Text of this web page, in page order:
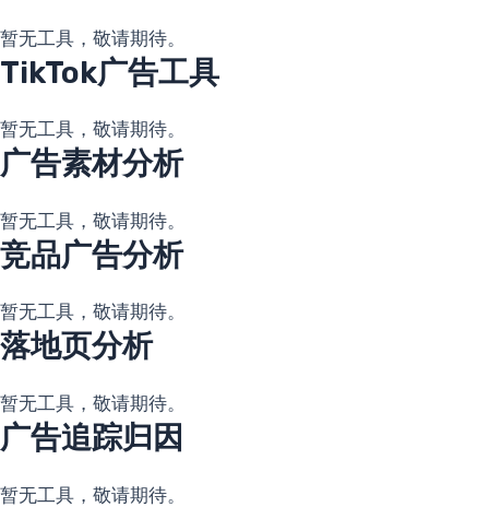
暂无工具，敬请期待。
TikTok广告工具
暂无工具，敬请期待。
广告素材分析
暂无工具，敬请期待。
竞品广告分析
暂无工具，敬请期待。
落地页分析
暂无工具，敬请期待。
广告追踪归因
暂无工具，敬请期待。